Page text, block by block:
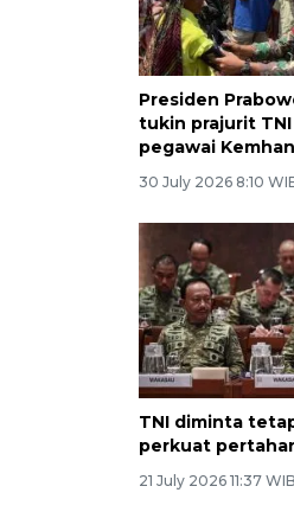
Presiden
tukin prajurit TNI
pegawai Kemhan
30 July 2026 8:10
TNI diminta
perkuat
21 July 2026 11:37 WIB